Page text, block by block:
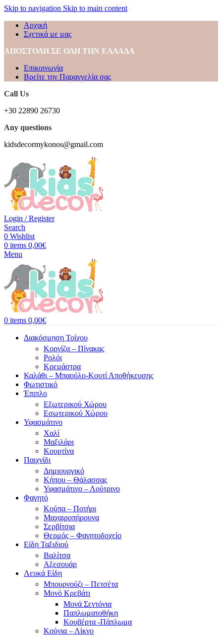
Skip to navigation Skip to main content
Αρχική
Σχετικά με μας
ΑΠΟΣΤΟΛΗ ΣΕ ΟΛΗ ΤΗΝ ΕΛΛΑΔΑ
Επικοινωνία
Βρείτε την Παραγγελία σας
Call Us
+30 22890 26730
Any questions
kidsdecormykonos@gmail.com
Login / Register
Search
0 Wishlist
0 items 0,00€
Menu
0 items 0,00€
Διακόσμηση Τοίχου
Κορνίζα – Πίνακας
Ρολόι
Κρεμάστρα
Καλάθι – Μπαούλο-Κουτί Αποθήκευσης
Φωτιστικό
Έπιπλο
Εξωτερικού Χώρου
Εσωτερικού Χώρου
Υφασμάτινο
Χαλί
Μαξιλάρι
Κουρτίνα
Παιχνίδι
Δημιουργικό
Κήπου – Θάλασσας
Υφασμάτινο – Λούτρινο
Φαγητό
Κούπα – Ποτήρι
Μαχαιροπήρουνα
Σερβίτσια
Θερμός – Φαγητοδοχείο
Είδη Ταξιδιού
Βαλίτσα
Αξεσουάρ
Λευκά Είδη
Μπουρνούζι – Πετσέτα
Μονό Κρεβάτι
Μονά Σεντόνια
Παπλωματοθήκη
Κουβέρτα -Πάπλωμα
Κούνια – Λίκνο